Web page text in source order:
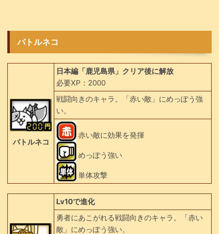
バトルネコ
バトルネコ
日本編「鹿児島県」クリア後に解放
必要XP：2000
戦闘向きのキャラ。「赤い敵」にめっぽう強
い。
赤い敵に効果を発揮
めっぽう強い
単体攻撃
Lv10で進化
勇者にあこがれる戦闘向きのキャラ。「赤い
敵」にめっぽう強い。